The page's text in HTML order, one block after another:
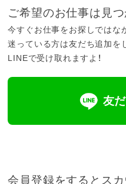
ご希望のお仕事は見
今すぐお仕事をお探しではな
迷っている方は友だち追加を
LINEで受け取れますよ！
友
会員登録をするとスカ